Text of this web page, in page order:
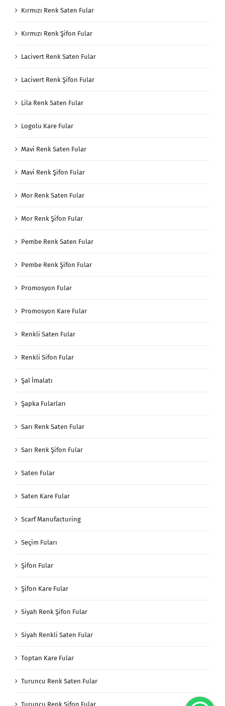
Kırmızı Renk Saten Fular
Kırmızı Renk Şifon Fular
Lacivert Renk Saten Fular
Lacivert Renk Şifon Fular
Lila Renk Saten Fular
Logolu Kare Fular
Mavi Renk Saten Fular
Mavi Renk Şifon Fular
Mor Renk Saten Fular
Mor Renk Şifon Fular
Pembe Renk Saten Fular
Pembe Renk Şifon Fular
Promosyon Fular
Promosyon Kare Fular
Renkli Saten Fular
Renkli Sifon Fular
Şal İmalatı
Şapka Fularları
Sarı Renk Saten Fular
Sarı Renk Şifon Fular
Saten Fular
Saten Kare Fular
Scarf Manufacturing
Seçim Fuları
Şifon Fular
Şifon Kare Fular
Siyah Renk Şifon Fular
Siyah Renkli Saten Fular
Toptan Kare Fular
Turuncu Renk Saten Fular
Turuncu Renk Şifon Fular